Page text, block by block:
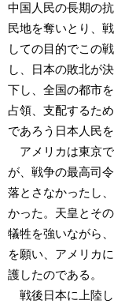
中国人民の長期の
民地を奪いとり、
しての目的でこの
し、日本の敗北が
下し、全国の都市
占領、支配するた
であろう日本人民
アメリカは東京で
が、戦争の最高司
落とさなかったし
かった。天皇とそ
犠牲を強いながら
を願い、アメリカ
護したのである。
戦後日本に上陸